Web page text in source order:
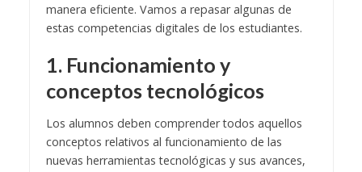
manera eficiente. Vamos a repasar algunas de
estas competencias digitales de los estudiantes.
1. Funcionamiento y
conceptos tecnológicos
Los alumnos deben comprender todos aquellos
conceptos relativos al funcionamiento de las
nuevas herramientas tecnológicas y sus avances,